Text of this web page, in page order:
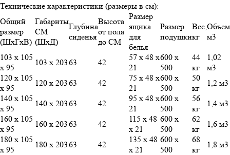
Технические характеристики (размеры в см):
Общий
размер
(ШхГхВ)
Габариты
СМ
(ШхД)
Глубина
сиденья
Высота
от пола
до СМ
Размер
ящика
для
белья
Размер
подушки
Вес,
кг
Объем
м3
103 х 105
х 95
103 х 20363 42
57 х 48 х
21
600 х
500
44
кг
1,02
м3
120 х 105
х 95
120 х 20363 42
75 х 48 х
21
600 х
500
50
кг
1,2 м3
140 х 105
х 95
140 х 20363 42
95 х 48 х
21
600 х
500
56
кг
1,4 м3
160 х 105
х 95
160 х 20363 42
115 х 48
х 21
600 х
500
62
кг
1,6 м3
180 х 105
х 95
180 х 20363 42
135 х 48
х 21
600 х
500
68
кг
1,8 м3